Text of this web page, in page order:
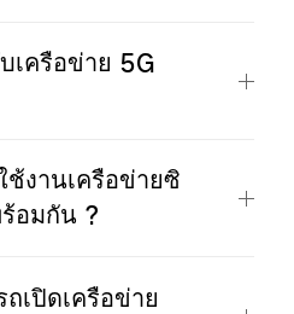
เครือข่าย 5G
งานเครือข่ายซิ
อมกัน ?
เปิดเครือข่าย